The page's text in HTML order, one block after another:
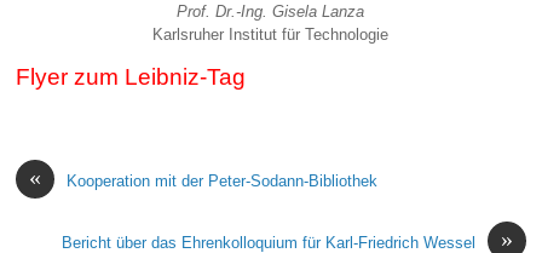
Prof. Dr.-Ing. Gisela Lanza
Karlsruher Institut für Technologie
Flyer zum Leibniz-Tag
« Kooperation mit der Peter-Sodann-Bibliothek
»
Bericht über das Ehrenkolloquium für Karl-Friedrich Wessel